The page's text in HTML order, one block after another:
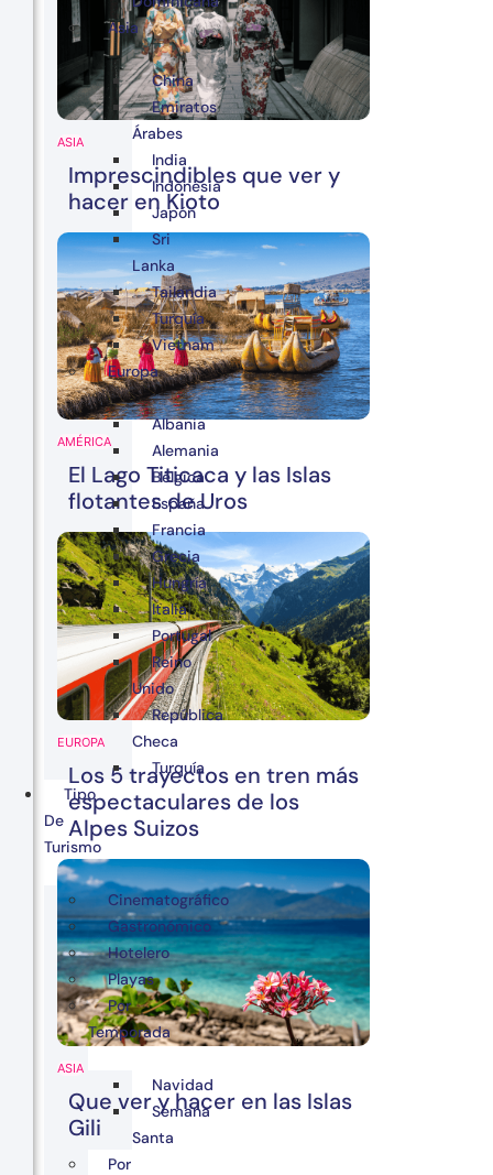
ASIA
Imprescindibles que ver y
hacer en Kioto
AMÉRICA
El Lago Titicaca y las Islas
flotantes de Uros
EUROPA
Los 5 trayectos en tren más
espectaculares de los
Alpes Suizos
ASIA
Que ver y hacer en las Islas
Gili
Asia
China
Emiratos
Árabes
India
Indonesia
Japón
Sri
Lanka
Tailandia
Turquía
Vietnam
Europa
Albania
Alemania
Bélgica
España
Francia
Grecia
Hungría
Italia
Portugal
Reino
Unido
República
Checa
Turquía
Tipo
De
Turismo
Cinematográfico
Gastronómico
Hotelero
Playas
Por
Temporada
Navidad
Semana
Santa
Por